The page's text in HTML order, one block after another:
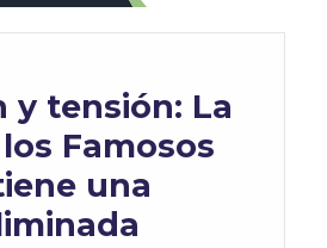
y tensión: La
Famosos
una